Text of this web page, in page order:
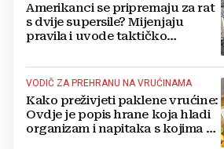
Amerikanci se pripremaju za rat
s dvije supersile? Mijenjaju
pravila i uvode taktičko
VODIČ ZA PREHRANU NA VRUĆINAMA
Kako preživjeti paklene vrućine:
Ovdje je popis hrane koja hladi
organizam i napitaka s kojima si